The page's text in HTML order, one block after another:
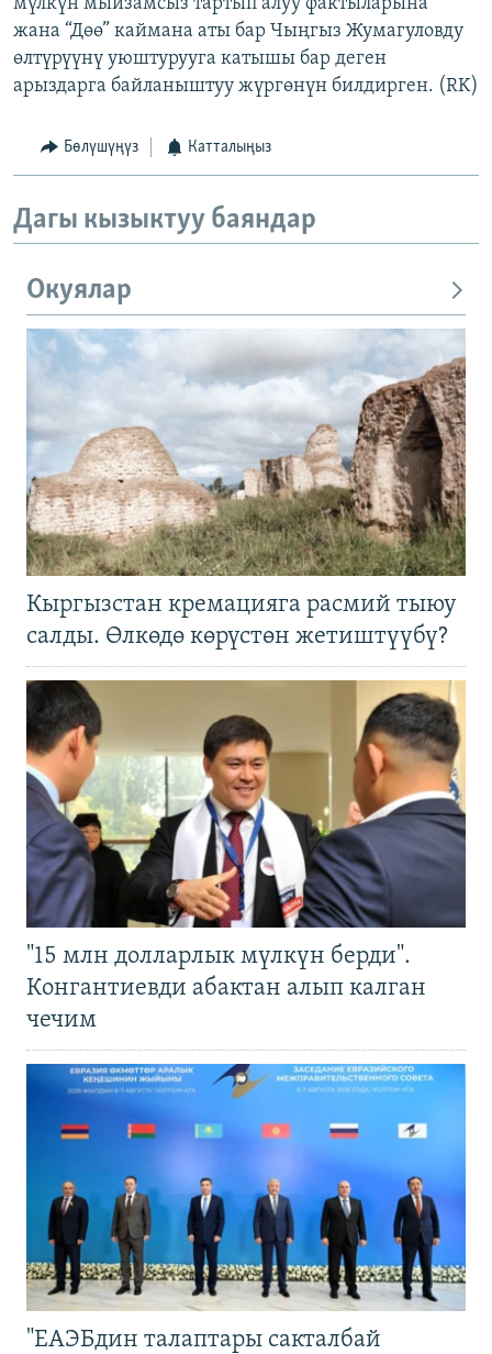
мүлкүн мыйзамсыз тартып алуу фактыларына
жана “Дөө” каймана аты бар Чыңгыз Жумагуловду
өлтүрүүнү уюштурууга катышы бар деген
арыздарга байланыштуу жүргөнүн билдирген. (RK)
Бөлүшүңүз Катталыңыз
Дагы кызыктуу баяндар
Окуялар
Кыргызстан кремацияга расмий тыюу
салды. Өлкөдө көрүстөн жетиштүүбү?
"15 млн долларлык мүлкүн берди".
Конгантиевди абактан алып калган
чечим
"ЕАЭБдин талаптары сакталбай